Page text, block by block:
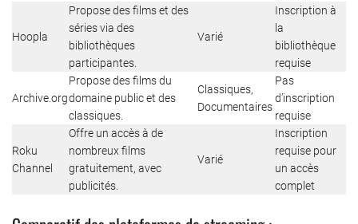
Hoopla
Propose des films et des
séries via des
bibliothèques
participantes.
Varié
Inscription à
la
bibliothèque
requise
Archive.org
Propose des films du
domaine public et des
classiques.
Classiques,
Documentaires
Pas
d’inscription
requise
Roku
Channel
Offre un accès à de
nombreux films
gratuitement, avec
publicités.
Varié
Inscription
requise pour
un accès
complet